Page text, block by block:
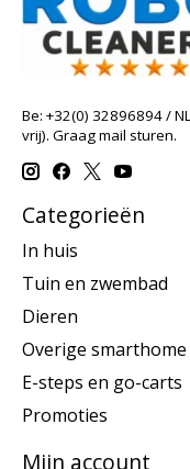
Be: +32(0) 32896894 /
vrij). Graag mail sturen.
Categorieën
In huis
Tuin en zwembad
Dieren
Overige smarthome
E-steps en go-carts
Promoties
Mijn account